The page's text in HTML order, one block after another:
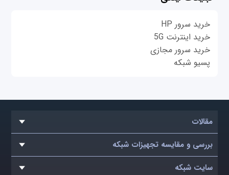
خرید سرور HP
خرید اینترنت 5G
خرید سرور مجازی
پسیو شبکه
مقالات
بررسی و مقایسه تجهیزات شبکه
سایت شبکه